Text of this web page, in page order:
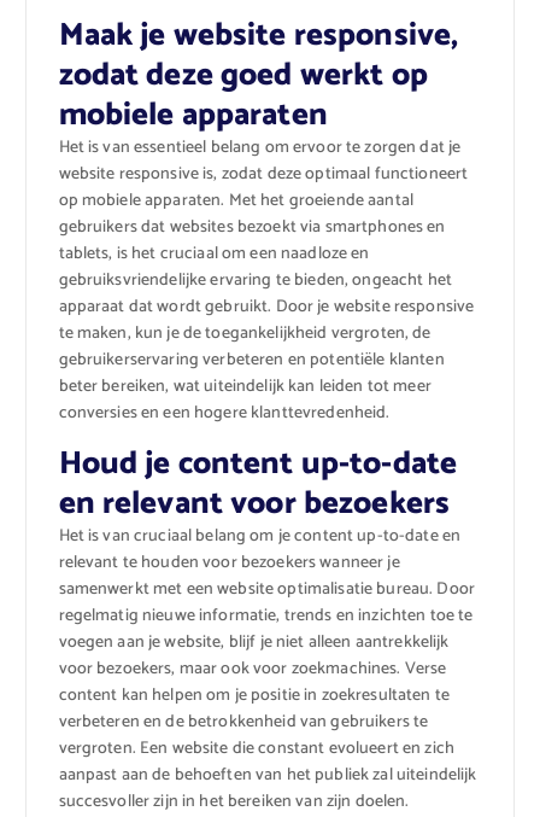
Maak je website responsive,
zodat deze goed werkt op
mobiele apparaten
Het is van essentieel belang om ervoor te zorgen dat je
website responsive is, zodat deze optimaal functioneert
op mobiele apparaten. Met het groeiende aantal
gebruikers dat websites bezoekt via smartphones en
tablets, is het cruciaal om een naadloze en
gebruiksvriendelijke ervaring te bieden, ongeacht het
apparaat dat wordt gebruikt. Door je website responsive
te maken, kun je de toegankelijkheid vergroten, de
gebruikerservaring verbeteren en potentiële klanten
beter bereiken, wat uiteindelijk kan leiden tot meer
conversies en een hogere klanttevredenheid.
Houd je content up-to-date
en relevant voor bezoekers
Het is van cruciaal belang om je content up-to-date en
relevant te houden voor bezoekers wanneer je
samenwerkt met een website optimalisatie bureau. Door
regelmatig nieuwe informatie, trends en inzichten toe te
voegen aan je website, blijf je niet alleen aantrekkelijk
voor bezoekers, maar ook voor zoekmachines. Verse
content kan helpen om je positie in zoekresultaten te
verbeteren en de betrokkenheid van gebruikers te
vergroten. Een website die constant evolueert en zich
aanpast aan de behoeften van het publiek zal uiteindelijk
succesvoller zijn in het bereiken van zijn doelen.